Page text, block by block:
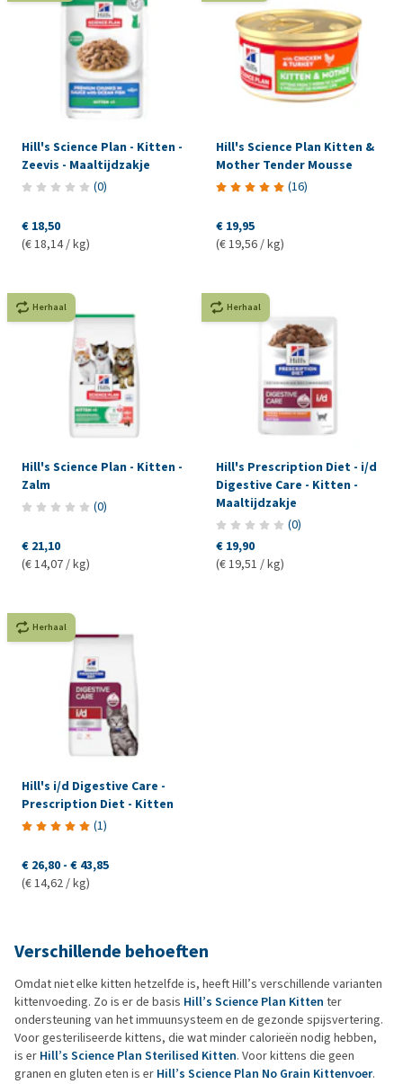
Hill's Science Plan - Kitten -
Zeevis - Maaltijdzakje
(0)
€ 18,50
(€ 18,14 / kg)
Hill's Science Plan Kitten &
Mother Tender Mousse
(16)
€ 19,95
(€ 19,56 / kg)
Herhaal
Hill's Science Plan - Kitten -
Zalm
(0)
€ 21,10
(€ 14,07 / kg)
Herhaal
Hill's Prescription Diet - i/d
Digestive Care - Kitten -
Maaltijdzakje
(0)
€ 19,90
(€ 19,51 / kg)
Herhaal
Hill's i/d Digestive Care -
Prescription Diet - Kitten
(1)
€ 26,80 - € 43,85
(€ 14,62 / kg)
Verschillende behoeften
Omdat niet elke kitten hetzelfde is, heeft Hill’s verschillende varianten
kittenvoeding. Zo is er de basis Hill’s Science Plan Kitten ter
ondersteuning van het immuunsysteem en de gezonde spijsvertering.
Voor gesteriliseerde kittens, die wat minder calorieën nodig hebben,
is er Hill’s Science Plan Sterilised Kitten. Voor kittens die geen
granen en gluten eten is er Hill’s Science Plan No Grain Kittenvoer.